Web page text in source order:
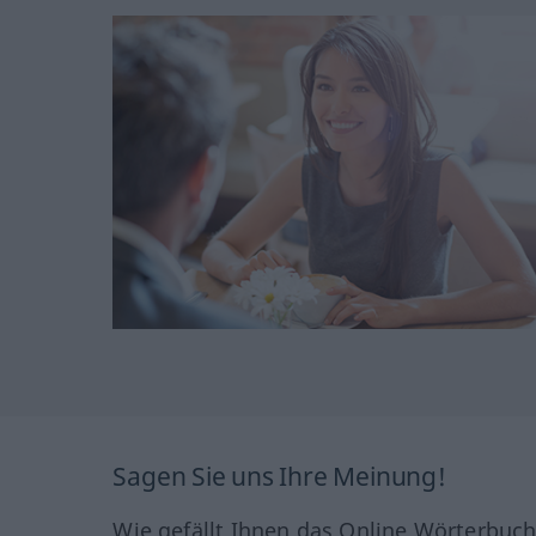
Sagen Sie uns Ihre Meinung!
Wie gefällt Ihnen das Online